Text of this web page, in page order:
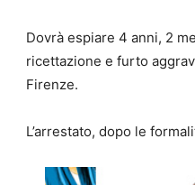
Dovrà espiare 4 anni, 2
ricettazione e furto
Firenze.
L’arrestato, dopo le